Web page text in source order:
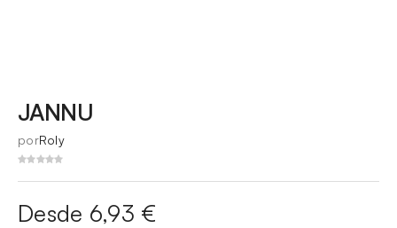
JANNU
porRoly
Desde 6,93 €